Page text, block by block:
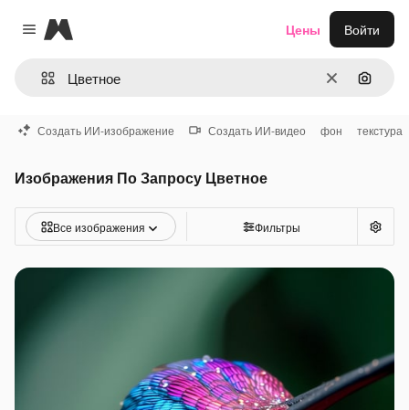
Close menu
Magnific
ОчиститьПоиск
Цены Войти
Создать ИИ-изображение Создать ИИ-видео фон текстура
Изображения По Запросу Цветное
Все изображения Фильтры